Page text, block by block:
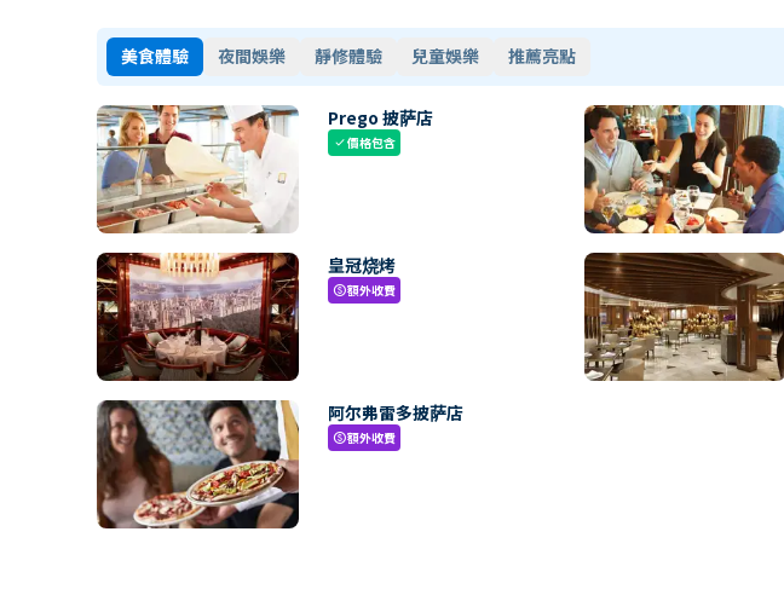
美食體驗 夜間娛樂 靜修體驗 兒童娛樂 推薦亮點
Prego 披萨店
check價格包含
皇冠烧烤
paid額外收費
阿尔弗雷多披萨店
paid額外收費